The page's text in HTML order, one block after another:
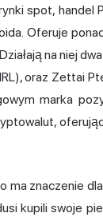
spot, handel
Oferuje
na niej
oraz Zettai
marka
znaczenie
kupili swoje